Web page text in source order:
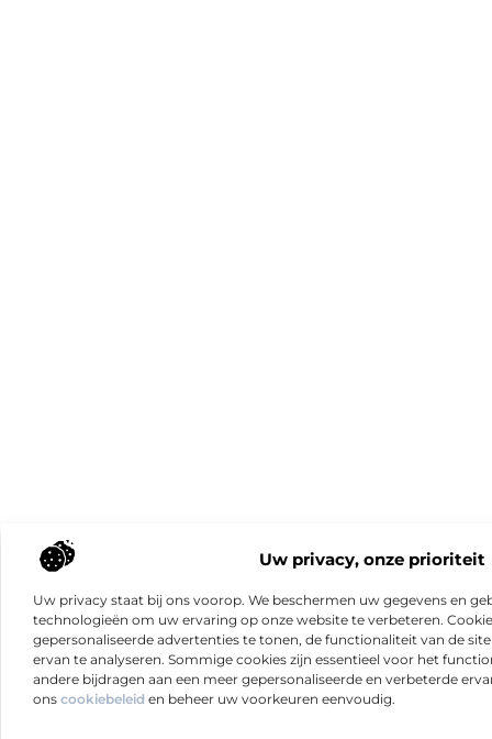
Uw privacy, onze prioriteit
Uw privacy staat bij ons voorop. We beschermen uw gegevens en
technologieën om uw ervaring op onze website te verbeteren.
gepersonaliseerde advertenties te tonen, de functionaliteit van de
ervan te analyseren. Sommige cookies zijn essentieel voor het
andere bijdragen aan een meer gepersonaliseerde en verbeterde
ons cookiebeleid en beheer uw voorkeuren eenvoudig.